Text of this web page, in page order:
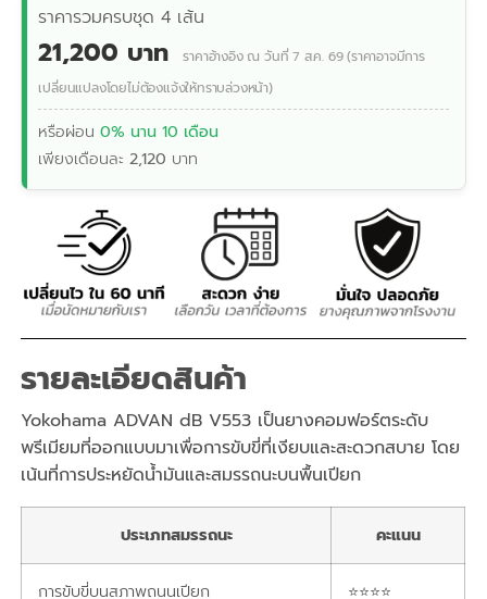
ราคารวมครบชุด 4 เส้น
21,200 บาท
ราคาอ้างอิง ณ วันที่ 7 ส.ค. 69 (ราคาอาจมีการ
เปลี่ยนแปลงโดยไม่ต้องแจ้งให้ทราบล่วงหน้า)
หรือผ่อน0% นาน 10 เดือน
เพียงเดือนละ2,120 บาท
รายละเอียดสินค้า
Yokohama ADVAN dB V553 เป็นยางคอมฟอร์ตระดับ
พรีเมียมที่ออกแบบมาเพื่อการขับขี่ที่เงียบและสะดวกสบาย โดย
เน้นที่การประหยัดน้ำมันและสมรรถนะบนพื้นเปียก
ประเภทสมรรถนะ คะแนน
การขับขี่บนสภาพถนนเปียก ⭐⭐⭐⭐